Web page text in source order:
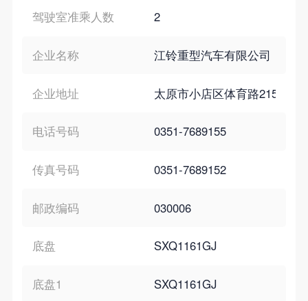
驾驶室准乘人数 2
企业名称 江铃重型汽车有限公司
企业地址 太原市小店区体育路215号
电话号码 0351-7689155
传真号码 0351-7689152
邮政编码 030006
底盘 SXQ1161GJ
底盘1 SXQ1161GJ